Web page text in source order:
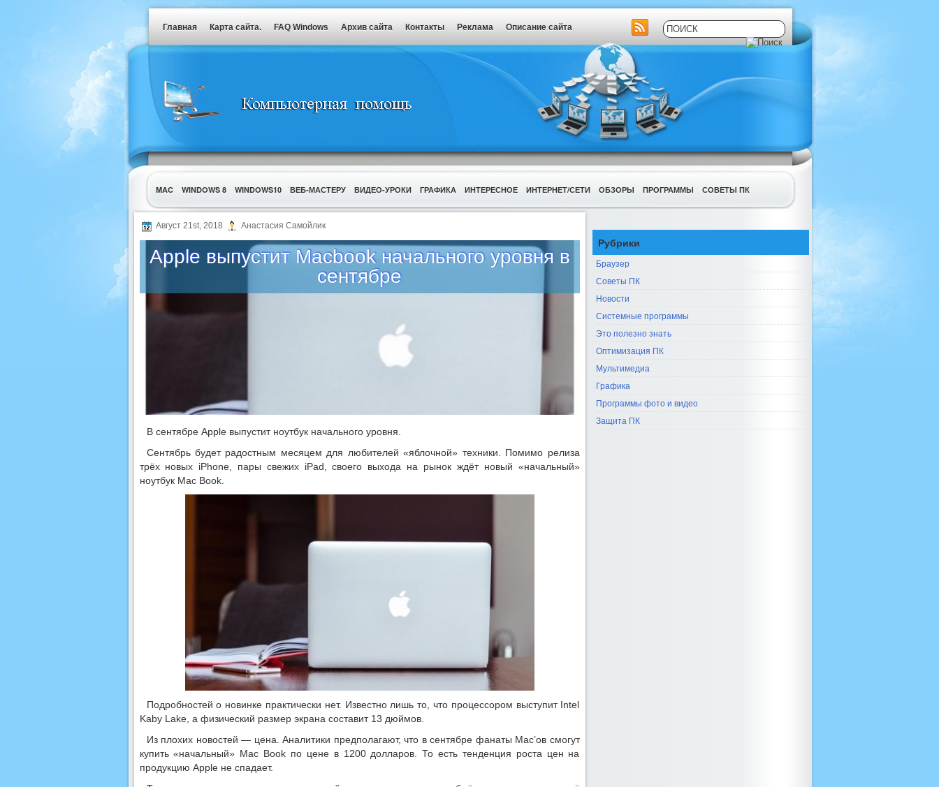
Главная Карта сайта. FAQ Windows Архив сайта Контакты Реклама Описание сайта
MAC WINDOWS 8 WINDOWS10 ВЕБ-МАСТЕРУ ВИДЕО-УРОКИ ГРАФИКА ИНТЕРЕСНОЕ ИНТЕРНЕТ/СЕТИ ОБЗОРЫ ПРОГРАММЫ СОВЕТЫ ПК
УТИЛИТЫ
Август 21st, 2018 Анастасия Самойлик
Apple выпустит Macbook начального уровня в
сентябре
В сентябре Apple выпустит ноутбук начального уровня.
Сентябрь будет радостным месяцем для любителей «яблочной» техники. Помимо релиза
трёх новых iPhone, пары свежих iPad, своего выхода на рынок ждёт новый «начальный»
ноутбук Mac Book.
Подробностей о новинке практически нет. Известно лишь то, что процессором выступит Intel
Kaby Lake, а физический размер экрана составит 13 дюймов.
Из плохих новостей — цена. Аналитики предполагают, что в сентябре фанаты Mac’ов смогут
купить «начальный» Mac Book по цене в 1200 долларов. То есть тенденция роста цен на
продукцию Apple не спадает.
Рубрики
Браузер
Советы ПК
Новости
Системные программы
Это полезно знать
Оптимизация ПК
Мультимедиа
Графика
Программы фото и видео
Защита ПК